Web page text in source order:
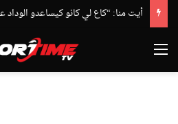
القائمة